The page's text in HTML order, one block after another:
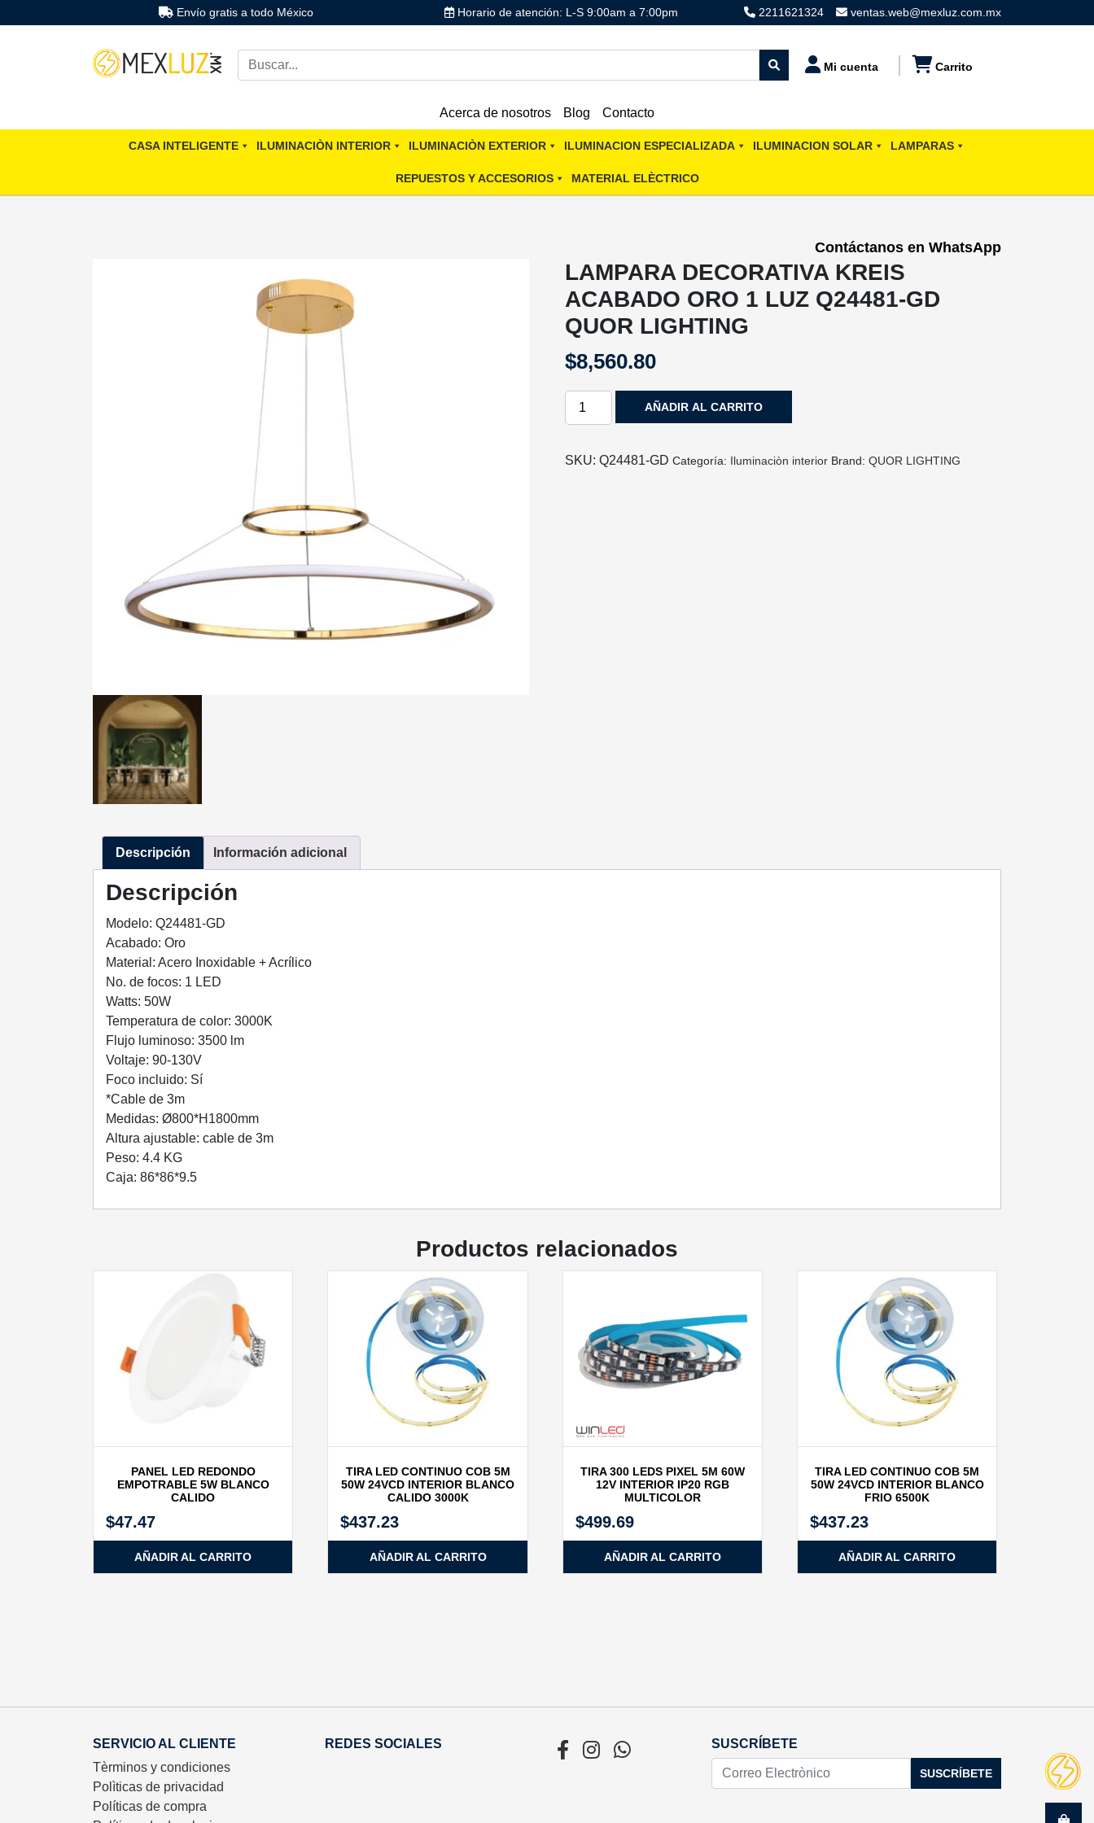
Envío gratis a todo México Horario de atención: L-S 9:00am a 7:00pm 2211621324 ventas.web@mexluz.com.mx
Mi cuenta Carrito
Acerca de nosotros Blog Contacto
CASA INTELIGENTE ILUMINACIÒN INTERIOR ILUMINACIÒN EXTERIOR ILUMINACION ESPECIALIZADA ILUMINACION SOLAR LAMPARAS
REPUESTOS Y ACCESORIOS MATERIAL ELÈCTRICO
Contáctanos en WhatsApp
LAMPARA DECORATIVA KREIS
ACABADO ORO 1 LUZ Q24481-GD
QUOR LIGHTING
$8,560.80
LAMPARA
ACABADO
AÑADIR AL CARRITO
SKU:Q24481-GD Categoría: Iluminaciòn interior Brand:QUOR LIGHTING
Descripción Información adicional
Descripción
Modelo: Q24481-GD
Acabado: Oro
Material: Acero Inoxidable + Acrílico
No. de focos: 1 LED
Watts: 50W
Temperatura de color: 3000K
Flujo luminoso: 3500 lm
Voltaje: 90-130V
Foco incluido: Sí
*Cable de 3m
Medidas: Ø800*H1800mm
Altura ajustable: cable de 3m
Peso: 4.4 KG
Caja: 86*86*9.5
Productos relacionados
PANEL LED REDONDO
EMPOTRABLE 5W BLANCO
CALIDO
$47.47
AÑADIR AL CARRITO
TIRA LED CONTINUO COB 5M
50W 24VCD INTERIOR BLANCO
CALIDO 3000K
$437.23
AÑADIR AL CARRITO
TIRA 300 LEDS PIXEL 5M 60W
12V INTERIOR IP20 RGB
MULTICOLOR
$499.69
AÑADIR AL CARRITO
TIRA LED CONTINUO COB 5M
50W 24VCD INTERIOR BLANCO
FRIO 6500K
$437.23
AÑADIR AL CARRITO
SERVICIO AL CLIENTE
Tèrminos y condiciones
Polìticas de privacidad
Políticas de compra
REDES SOCIALES SUSCRÍBETE
SUSCRÍBETE